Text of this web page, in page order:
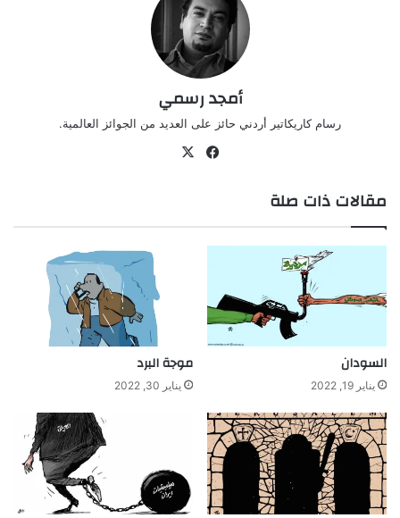
أمجد رسمي
رسام كاريكاتير أردني حائز على العديد من الجوائز العالمية.
فيسبوك
مقالات ذات صلة
السودان
يناير 19, 2022
موجة البرد
يناير 30, 2022